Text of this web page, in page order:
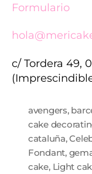
Formulario
c/ Tordera 49,
avengers,
cake
cataluña,
Fondant,
cake, Light